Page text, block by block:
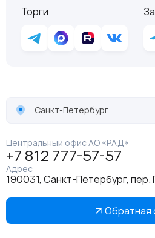
Торги
Санкт-Петербург
Центральный офис АО «РАД»
+7 812 777-57-57
Адрес
190031, Санкт-Петербург, пер.
Обратная